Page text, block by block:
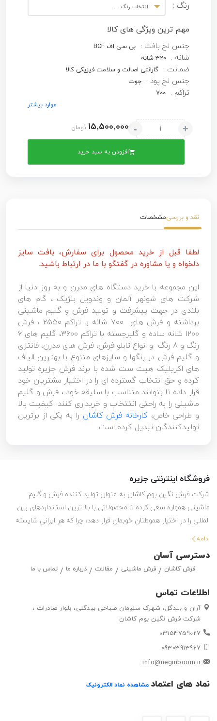
رنگ : انتخاب رنگ ...
مهم ترین ویژگی های کالا
جنس نخ بافت : بی سی اف BCF
شانه : 320 شانه
ضمانت : گارانتی اصالت و سلامت فیزیکی کالا
جنس نخ پود : جوت
تراکم : 700
موارد بیشتر
+
- 15٬500٬000 تومان
افزودن به سبد خرید
نقد و بررسیمشخصات
لطفا قبل از خرید محصول برای سفارش، بافت سایز
دلخواه و یا مشاوره در گفتگو با ما در ارتباط باشید.
این مجموعه با خرید دستگاه های مدرن و به روز دنیا از
شرکت های شونهر آلمان و وندویل بلژیک ، گام های
بلندی در جهت پیشرفت و تولید فرش و گلیم ماشینی
برداشته و فرش های ۷۰۰ شانه با تراکم ۲۵۵۰ ، فرش
۱۲۰۰ شانه ساده و گلبرجسته با تراکم ۳۶۰۰، گلیم های 6
رنگ و 8 رنگ و انواع تابلو فرش، فرش های مدرن، فانتزی
و گلیم فرش در رنگها و سایزهای متنوع با بهترین الیاف
های اکریلیک هیت ست شده با برند فرش جزیره تولید
کرده و حق انتخاب گسترده ای را در اختیار مشتریان خود
قرار داده تا بتوانند متناسب با سلیقه خود ، فرش و گلیم
ماشینی را به راحتی انتتخاب و خریداری کنند. کیفیت بالا
و طراحی خاص،کارخانه فرش کاشان را به یکی از برترین
تولیدکنندگان تبدیل کرده است.
فروشگاه اینترنتی جزیره
شرکت فرش نگین بوم کاشان به عنوان تولید کننده فرش و گلیم
ماشینی همواره سعی کرده تا محصولاتی با بالاترین استانداردهای بین
المللی را در اختیار هموطنان خوبمان قرار دهد، چرا که هر ایرانی شایسته
استفاده از بهترین هاست. این شرکت با تولید انواع فرش ماشینی و گلیم
مشتریان خود قرار داده تا بتوانند متناسب با سلیقه خود ، فرش ماشینی
و گلیم مورد علاقه خود را به راحتی انتتخاب کرده و خریداری کنند.
ادامه
اطلاعات تماس
آران و بیدگل، شهرک سلیمان صباحی بیدگلی، بلوار صادرات ،
شرکت فرش نگین بوم کاشان
03154759027
09303913967
info@neginboom.ir
دسترسی آسان
فرش کاشان فرش ماشینی مقالات درباره ما تماس با ما
نماد های اعتماد مشاهده نماد الکترونیک